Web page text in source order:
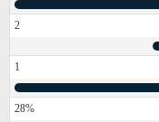
2
1
28%